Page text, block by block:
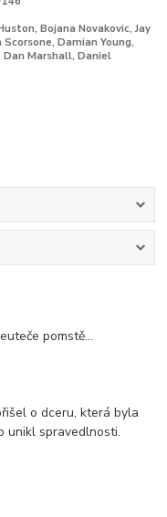
Bojana Novakovic, Jay
Damian Young,
Dan Marshall, Daniel
pomstě...
o dceru, která byla
unikl spravedlnosti.